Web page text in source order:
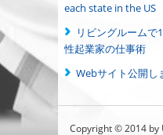
each state in the US
リビングルームで
性起業家の仕事術
Webサイト公開し
Copyright © 2014 by